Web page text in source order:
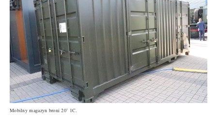
Mobilny magazyn broni 20’ 1C.